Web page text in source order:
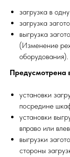
загрузка в
загрузка
выгрузка
(Изменение
оборудования).
Предусмотрена
установки
посредине
установки
вправо или
выгрузки
стороны